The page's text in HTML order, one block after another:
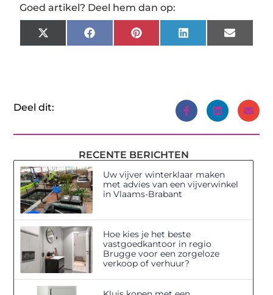
Goed artikel? Deel hem dan op:
X
(Twitter)
FacebookPinterestLinkedInEmail
Deel dit:
RECENTE BERICHTEN
Uw vijver winterklaar maken
met advies van een vijverwinkel
in Vlaams-Brabant
Hoe kies je het beste
vastgoedkantoor in regio
Brugge voor een zorgeloze
verkoop of verhuur?